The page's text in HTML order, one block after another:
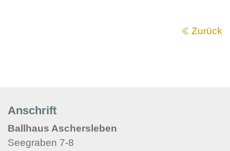
Zurück
Anschrift
Ballhaus Aschersleben
Seegraben 7-8